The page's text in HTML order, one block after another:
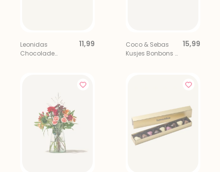
Leonidas
Chocolade
11,99
Coco & Sebas
Kusjes Bonbons 8
15,99